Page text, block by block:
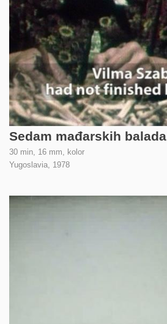
Sedam mađarskih balada
30 min, 16 mm, kolor
Yugoslavia, 1978